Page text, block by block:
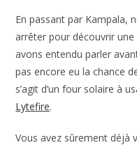
En passant par Kampala,
arrêter pour découvrir
avons entendu parler
pas encore eu la chance
s’agit d’un four solaire à
Lytefire.
Vous avez sûrement déjà